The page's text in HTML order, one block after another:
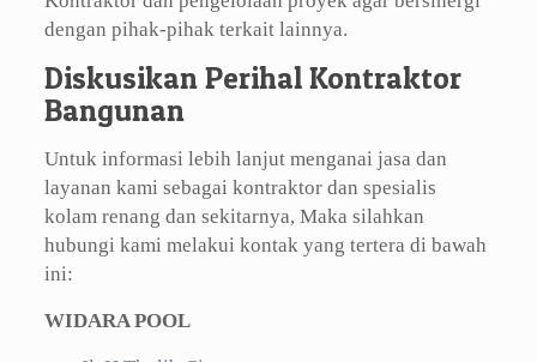
dengan pihak-pihak terkait lainnya.
Diskusikan Perihal Kontraktor
Bangunan
Untuk informasi lebih lanjut menganai jasa dan
layanan kami sebagai kontraktor dan spesialis
kolam renang dan sekitarnya, Maka silahkan
hubungi kami melakui kontak yang tertera di bawah
ini:
WIDARA POOL